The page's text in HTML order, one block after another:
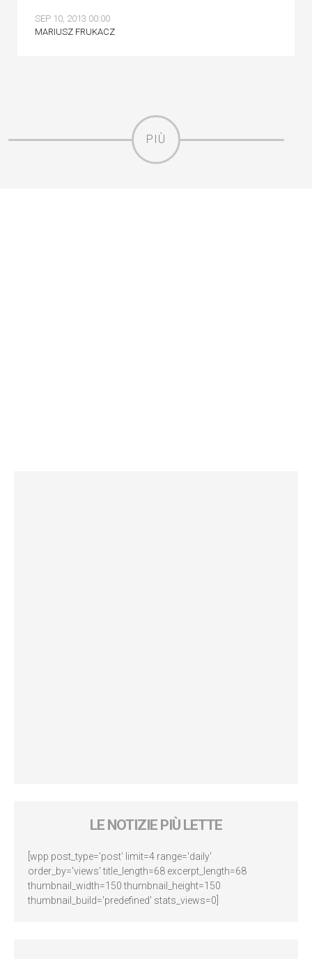
SEP 10, 2013 00:00
MARIUSZ FRUKACZ
PIÙ
LE NOTIZIE PIÙ LETTE
[wpp post_type='post' limit=4 range='daily'
order_by='views' title_length=68 excerpt_length=68
thumbnail_width=150 thumbnail_height=150
thumbnail_build='predefined' stats_views=0]